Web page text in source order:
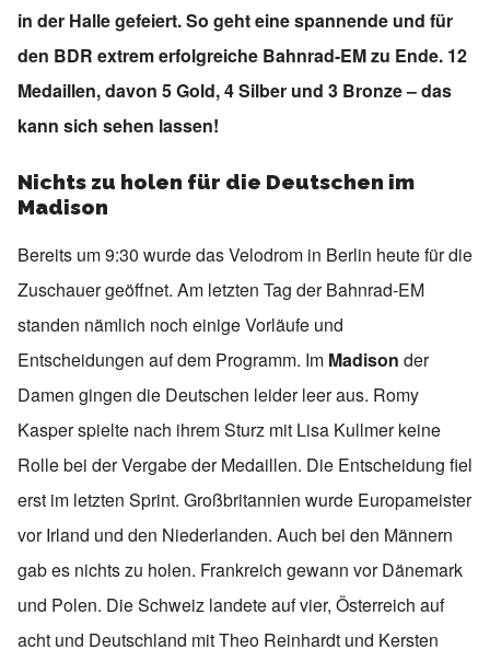
in der Halle gefeiert. So geht eine spannende und für
den BDR extrem erfolgreiche Bahnrad-EM zu Ende. 12
Medaillen, davon 5 Gold, 4 Silber und 3 Bronze – das
kann sich sehen lassen!
Nichts zu holen für die Deutschen im
Madison
Bereits um 9:30 wurde das Velodrom in Berlin heute für die
Zuschauer geöffnet. Am letzten Tag der Bahnrad-EM
standen nämlich noch einige Vorläufe und
Entscheidungen auf dem Programm. Im Madison der
Damen gingen die Deutschen leider leer aus. Romy
Kasper spielte nach ihrem Sturz mit Lisa Kullmer keine
Rolle bei der Vergabe der Medaillen. Die Entscheidung fiel
erst im letzten Sprint. Großbritannien wurde Europameister
vor Irland und den Niederlanden. Auch bei den Männern
gab es nichts zu holen. Frankreich gewann vor Dänemark
und Polen. Die Schweiz landete auf vier, Österreich auf
acht und Deutschland mit Theo Reinhardt und Kersten